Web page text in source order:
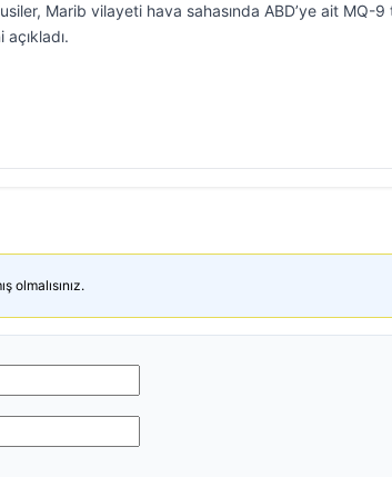
Marib vilayeti hava sahasında ABD’ye ait MQ-9
olmalısınız.